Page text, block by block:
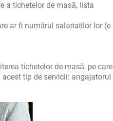
a tichetelor de masă, lista
ar fi numărul salariaților lor (e
tichetelor de masă, pe care
acest tip de servicii: angajatorul